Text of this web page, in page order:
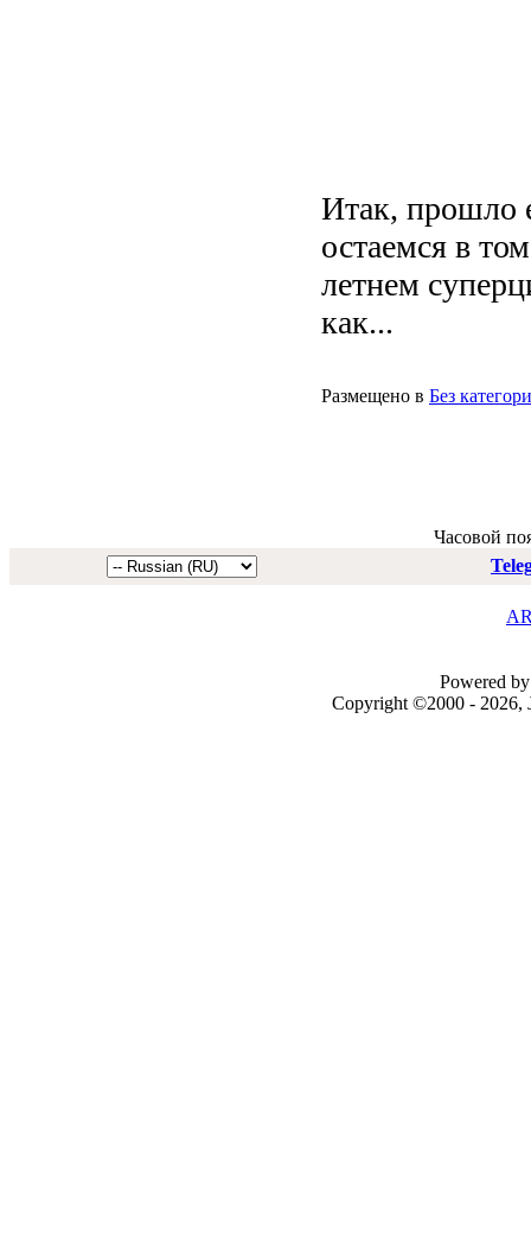
Итак, прошло
остаемся в
летнем
как...
Размещено в Без
Часовой
Powered
Copyright ©2000 - 2026,